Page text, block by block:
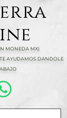
MONEDA MX)
AYUDAMOS DANDOLE